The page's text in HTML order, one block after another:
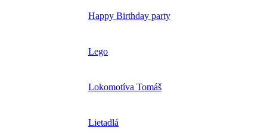
Happy Birthday party
Lego
Lokomotíva Tomáš
Lietadlá